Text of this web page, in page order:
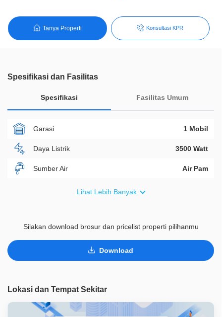
Tanya Properti Konsultasi KPR
Spesifikasi dan Fasilitas
Spesifikasi Fasilitas Umum
Garasi 1 Mobil
Daya Listrik 3500 Watt
Sumber Air Air Pam
Legalitas SHM
Lainnya
Lihat Lebih Banyak
Silakan download brosur dan pricelist properti pilihanmu
Download
Lokasi dan Tempat Sekitar